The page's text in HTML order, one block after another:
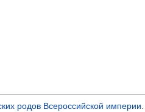
родов Всероссийской империи.